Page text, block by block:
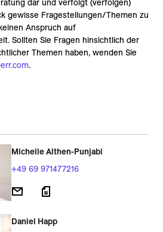
dar und verfolgt (verfolgen)
gewisse Fragestellungen/Themen zu
Anspruch auf
Sollten Sie Fragen hinsichtlich der
Themen haben, wenden Sie
.
Michelle Althen-Punjabi
+49 69 971477216
Daniel Happ